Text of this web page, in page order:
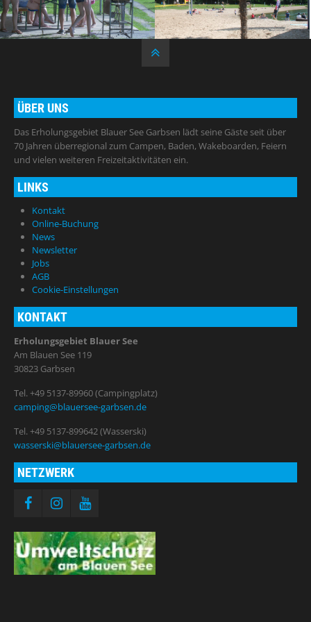
ÜBER UNS
Das Erholungsgebiet Blauer See Garbsen lädt seine Gäste seit über
70 Jahren überregional zum Campen, Baden, Wakeboarden, Feiern
und vielen weiteren Freizeitaktivitäten ein.
LINKS
Kontakt
Online-Buchung
News
Newsletter
Jobs
AGB
Cookie-Einstellungen
KONTAKT
Erholungsgebiet Blauer See
Am Blauen See 119
30823 Garbsen
Tel. +49 5137-89960 (Campingplatz)
camping@blauersee-garbsen.de
Tel. +49 5137-899642 (Wasserski)
wasserski@blauersee-garbsen.de
NETZWERK